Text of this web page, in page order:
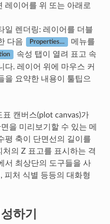
레이어를 위 또는 아래로
일 렌더링: 레이어를 더블
다음
Properties…
메뉴를
속성 탭이 열려 표고 속
다. 레이어 위에 마우스 커
을 요약한 내용이 툴팁으
캔버스(plot canvas)가
을 미리보기할 수 있는 메
평 축이 단면선의 길이를
의 Z 표고를 표시하는 격
서 최상단의 도구들을 사
피처 식별 등등의 대화형
하기